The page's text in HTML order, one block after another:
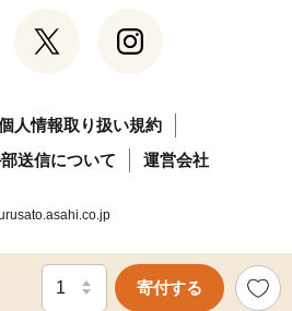
寄付する
人情報取り扱い規約
送信について
運営会社